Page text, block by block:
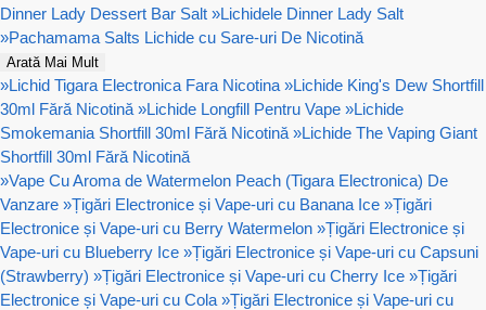
Dinner Lady Dessert Bar Salt »Lichidele Dinner Lady Salt
»Pachamama Salts Lichide cu Sare-uri De Nicotină
Arată Mai Mult
»Lichid Tigara Electronica Fara Nicotina »Lichide King's Dew Shortfill
30ml Fără Nicotină »Lichide Longfill Pentru Vape »Lichide
Smokemania Shortfill 30ml Fără Nicotină »Lichide The Vaping Giant
Shortfill 30ml Fără Nicotină
»Vape Cu Aroma de Watermelon Peach (Tigara Electronica) De
Vanzare »Țigări Electronice și Vape-uri cu Banana Ice »Țigări
Electronice și Vape-uri cu Berry Watermelon »Țigări Electronice și
Vape-uri cu Blueberry Ice »Țigări Electronice și Vape-uri cu Capsuni
(Strawberry) »Țigări Electronice și Vape-uri cu Cherry Ice »Țigări
Electronice și Vape-uri cu Cola »Țigări Electronice și Vape-uri cu